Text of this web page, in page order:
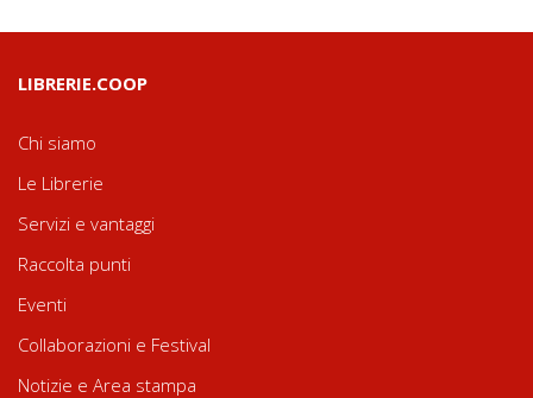
LIBRERIE.COOP
Chi siamo
Le Librerie
Servizi e vantaggi
Raccolta punti
Eventi
Collaborazioni e Festival
Notizie e Area stampa